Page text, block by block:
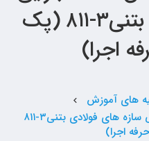
سازه های فولادی بتنی۳-۸۱۱ (پک
اجرا)
های آموزش chevron_left
اطلاعیه کنسلی کلاس نکات اجرایی سازه های فولادی بتنی۳-۸۱۱
اجرا)